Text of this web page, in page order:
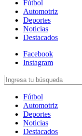
Fútbol
Automotriz
Deportes
Noticias
Destacados
Facebook
Instagram
Fútbol
Automotriz
Deportes
Noticias
Destacados